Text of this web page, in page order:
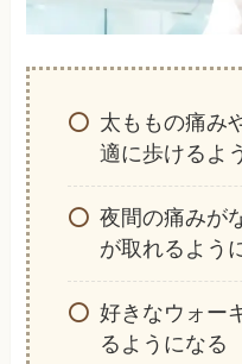
太ももの痛み
適に歩けるよ
夜間の痛みが
が取れるよう
好きなウォー
るようになる